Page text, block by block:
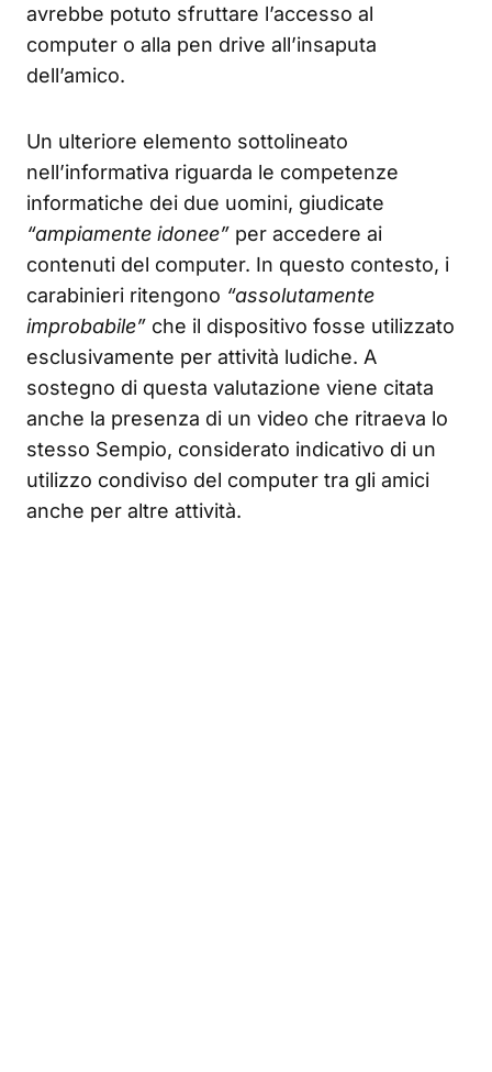
avrebbe potuto sfruttare l’accesso al
computer o alla pen drive all’insaputa
dell’amico.
Un ulteriore elemento sottolineato
nell’informativa riguarda le competenze
informatiche dei due uomini, giudicate
“ampiamente idonee” per accedere ai
contenuti del computer. In questo contesto, i
carabinieri ritengono “assolutamente
improbabile” che il dispositivo fosse utilizzato
esclusivamente per attività ludiche. A
sostegno di questa valutazione viene citata
anche la presenza di un video che ritraeva lo
stesso Sempio, considerato indicativo di un
utilizzo condiviso del computer tra gli amici
anche per altre attività.